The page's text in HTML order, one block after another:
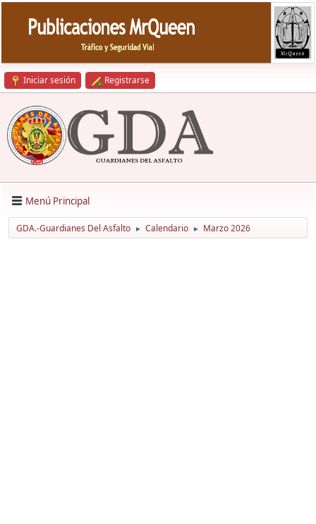
Iniciar sesión Registrarse
Menú Principal
GDA.-Guardianes Del Asfalto ► Calendario ► Marzo 2026